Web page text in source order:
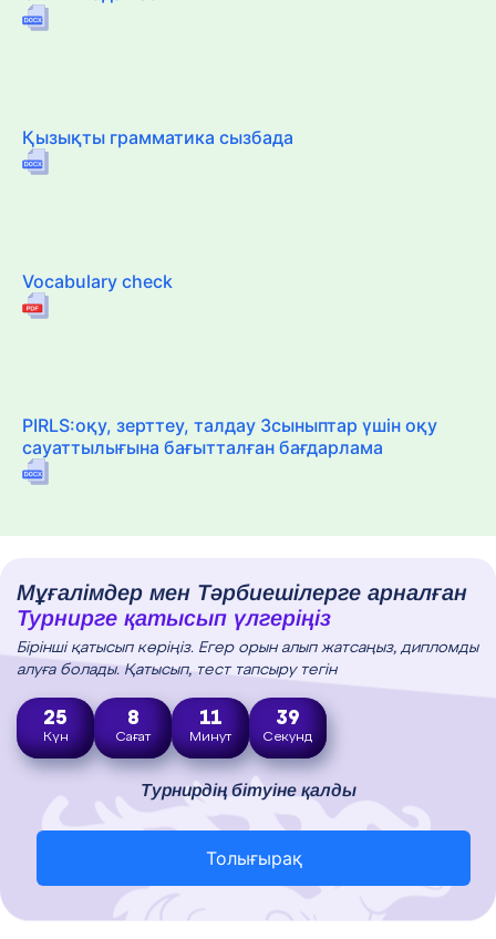
Қызықты грамматика сызбада
Vocabulary check
PIRLS:оқу, зерттеу, талдау 3сыныптар үшін оқу
сауаттылығына бағытталған бағдарлама
Мұғалімдер мен Тәрбиешілерге арналған
Турнирге қатысып үлгеріңіз
Бірінші қатысып көріңіз. Егер орын алып жатсаңыз, дипломды
алуға болады. Қатысып, тест тапсыру тегін
25
Күн
8
Сағат
11
Минут
38
Секунд
Турнирдің бітуіне қалды
Толығырақ